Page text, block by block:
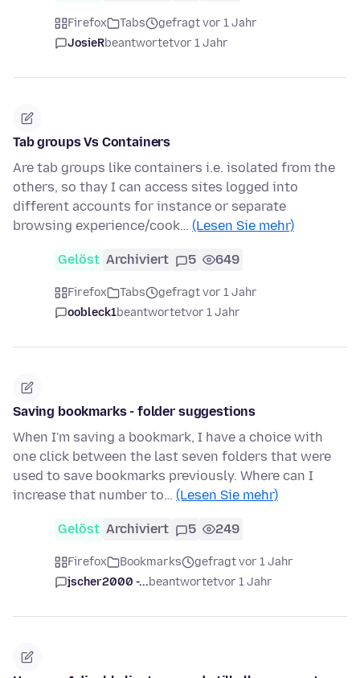
Firefox Tabs
gefragt vor 1 Jahr
JosieRbeantwortetvor 1 Jahr
Tab groups Vs Containers
Are tab groups like containers i.e. isolated from the
others, so thay I can access sites logged into
different accounts for instance or separate
browsing experience/cook… (Lesen Sie mehr)
Gelöst Archiviert 5 649
Firefox Tabs
gefragt vor 1 Jahr
oobleck1beantwortetvor 1 Jahr
Saving bookmarks - folder suggestions
When I'm saving a bookmark, I have a choice with
one click between the last seven folders that were
used to save bookmarks previously. Where can I
increase that number to… (Lesen Sie mehr)
Gelöst Archiviert 5 249
Firefox Bookmarks
gefragt vor 1 Jahr
jscher2000 -...beantwortetvor 1 Jahr